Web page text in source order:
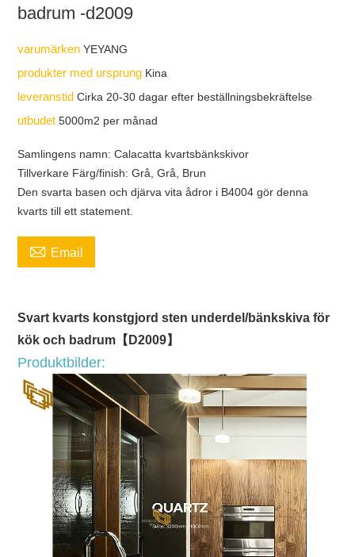
badrum -d2009
varumärkenYEYANG
produkter med ursprung Kina
leveranstidCirka 20-30 dagar efter beställningsbekräftelse
utbudet5000m2 per månad
Samlingens namn: Calacatta kvartsbänkskivor
Tillverkare Färg/finish: Grå, Grå, Brun
Den svarta basen och djärva vita ådror i B4004 gör denna
kvarts till ett statement.
 Email
Svart kvarts konstgjord sten underdel/bänkskiva för
kök och badrum【D2009】
Produktbilder: